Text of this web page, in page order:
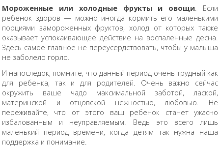
Мороженные или холодные фрукты и овощи . Если
ребенок здоров — можно иногда кормить его маленькими
порциями замороженных фруктов, холод от которых также
оказывает успокаивающее действие на воспаленные десна.
Здесь самое главное не переусердствовать, чтобы у малыша
не заболело горло.
И напоследок, помните, что данный период очень трудный как
для ребенка, так и для родителей. Очень важно сейчас
окружить ваше чадо максимальной заботой, лаской,
материнской и отцовской нежностью, любовью. Не
переживайте, что от этого ваш ребенок станет ужасно
избалованным и неуправляемым. Ведь это всего лишь
маленький период времени, когда детям так нужна наша
поддержка и понимание.